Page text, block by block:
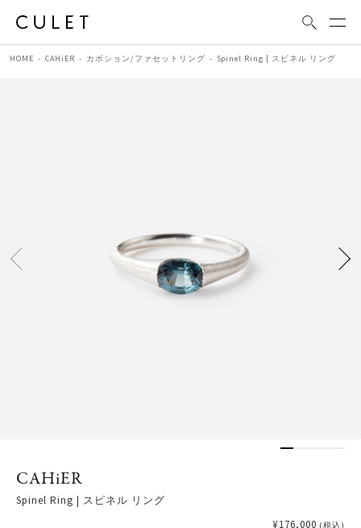
HOME CAHiER カボション/ファセットリング Spinel Ring | スピネル リング
CAHiER
Spinel Ring | スピネル リング
¥176,000 (税込)